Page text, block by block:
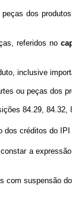
dos
referidos no
inclusive
ou peças dos
84.29,
créditos do
a
com suspensão